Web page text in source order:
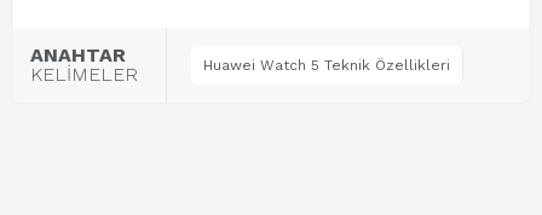
ANAHTAR
KELİMELER
Huawei Watch 5 Teknik Özellikleri